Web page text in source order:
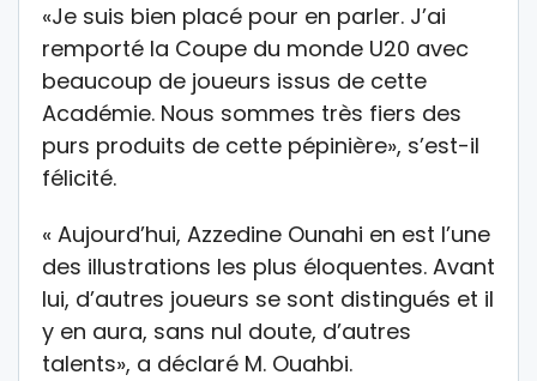
«Je suis bien placé pour en parler. J’ai
remporté la Coupe du monde U20 avec
beaucoup de joueurs issus de cette
Académie. Nous sommes très fiers des
purs produits de cette pépinière», s’est-il
félicité.
« Aujourd’hui, Azzedine Ounahi en est l’une
des illustrations les plus éloquentes. Avant
lui, d’autres joueurs se sont distingués et il
y en aura, sans nul doute, d’autres
talents», a déclaré M. Ouahbi.